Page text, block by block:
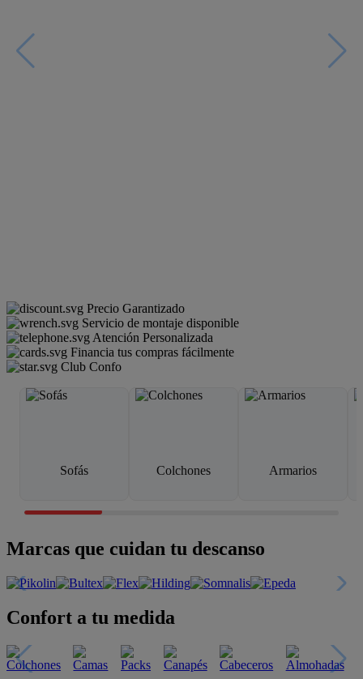
Precio Garantizado
Servicio de montaje disponible
Atención Personalizada
Financia tus compras fácilmente
Club Confo
Sofás Colchones Armarios
Marcas que cuidan tu descanso
Confort a tu medida